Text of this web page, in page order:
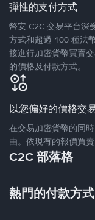
彈性的支付方式
幣安 C2C 交易平台深
方式和超過 100 種法
接進行加密貨幣買賣
的價格及付款方式。
以您偏好的價格交
在交易加密貨幣的同
由。依現有的報價買
C2C 部落格
熱門的付款方式